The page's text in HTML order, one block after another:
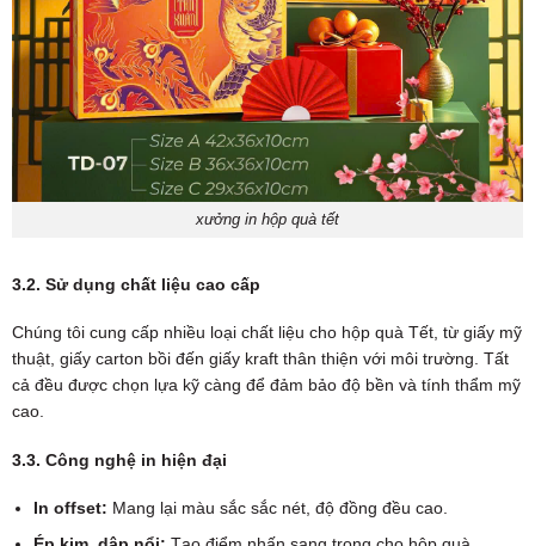
xưởng in hộp quà tết
3.2. Sử dụng chất liệu cao cấp
Chúng tôi cung cấp nhiều loại chất liệu cho hộp quà Tết, từ giấy mỹ
thuật, giấy carton bồi đến giấy kraft thân thiện với môi trường. Tất
cả đều được chọn lựa kỹ càng để đảm bảo độ bền và tính thẩm mỹ
cao.
3.3. Công nghệ in hiện đại
In offset: Mang lại màu sắc sắc nét, độ đồng đều cao.